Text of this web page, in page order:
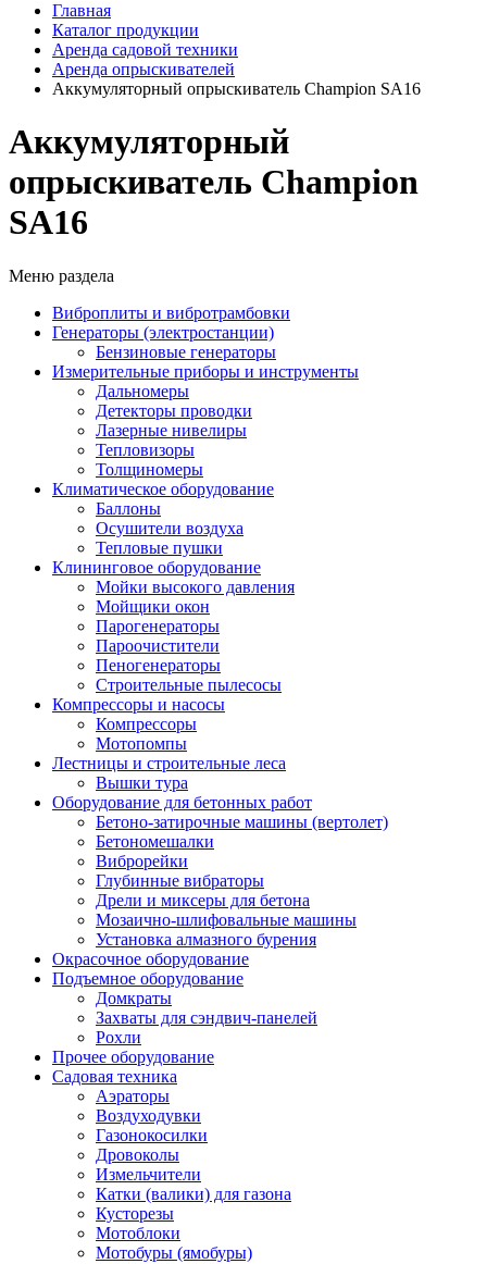
Главная
Каталог продукции
Аренда садовой техники
Аренда опрыскивателей
Аккумуляторный опрыскиватель Champion SA16
Аккумуляторный
опрыскиватель Champion
SA16
Меню раздела
Виброплиты и вибротрамбовки
Генераторы (электростанции)
Бензиновые генераторы
Измерительные приборы и инструменты
Дальномеры
Детекторы проводки
Лазерные нивелиры
Тепловизоры
Толщиномеры
Климатическое оборудование
Баллоны
Осушители воздуха
Тепловые пушки
Клининговое оборудование
Мойки высокого давления
Мойщики окон
Парогенераторы
Пароочистители
Пеногенераторы
Строительные пылесосы
Компрессоры и насосы
Компрессоры
Мотопомпы
Лестницы и строительные леса
Вышки тура
Оборудование для бетонных работ
Бетоно-затирочные машины (вертолет)
Бетономешалки
Виброрейки
Глубинные вибраторы
Дрели и миксеры для бетона
Мозаично-шлифовальные машины
Установка алмазного бурения
Окрасочное оборудование
Подъемное оборудование
Домкраты
Захваты для сэндвич-панелей
Рохли
Прочее оборудование
Садовая техника
Аэраторы
Воздуходувки
Газонокосилки
Дровоколы
Измельчители
Катки (валики) для газона
Кусторезы
Мотоблоки
Мотобуры (ямобуры)